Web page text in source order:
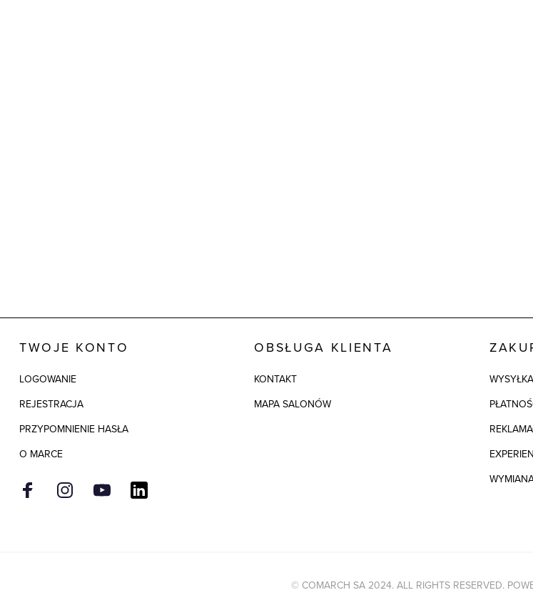
TWOJE KONTO
LOGOWANIE
REJESTRACJA
PRZYPOMNIENIE HASŁA
O MARCE
OBSŁUGA KLIENTA
KONTAKT
MAPA SALONÓW
WYSYŁKA
© COMARCH SA 2024. ALL RIGHTS RESERVED.